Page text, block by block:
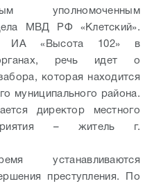
уполномоченным
МВД РФ «Клетский».
ИА «Высота 102» в
органах, речь идет о
которая находится
муниципального района.
директор местного
– житель г.
устанавливаются
преступления. По